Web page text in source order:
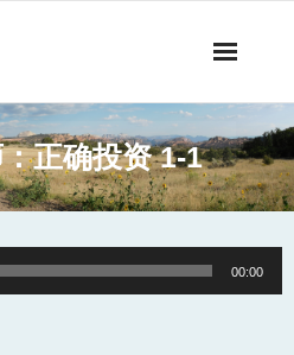
正确投资 1-1
00:00